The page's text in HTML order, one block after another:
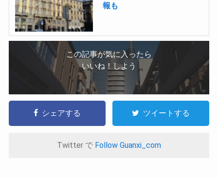
報も
この記事が気に入ったら
いいね！しよう
シェアする ツイートする
Twitter で Follow Guanxi_com